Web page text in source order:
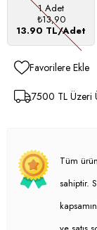
1 Adet
₺13,90
13.90 TL/Adet
Favorilere Ekle
7500 TL Üzeri
Tüm
sahiptir.